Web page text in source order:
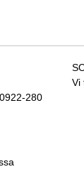
280
Vi